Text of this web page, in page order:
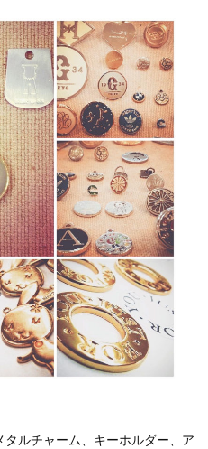
ルチャーム、キーホルダー、ア